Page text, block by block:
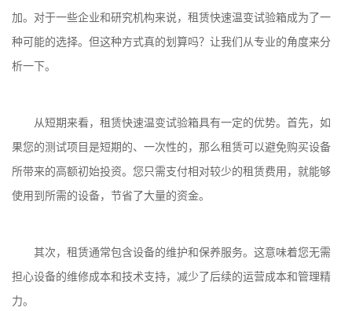
加。对于一些企业和研究机构来说，租赁快速温变试验箱成为了一
种可能的选择。但这种方式真的划算吗？让我们从专业的角度来分
析一下。
从短期来看，租赁快速温变试验箱具有一定的优势。首先，如
果您的测试项目是短期的、一次性的，那么租赁可以避免购买设备
所带来的高额初始投资。您只需支付相对较少的租赁费用，就能够
使用到所需的设备，节省了大量的资金。
其次，租赁通常包含设备的维护和保养服务。这意味着您无需
担心设备的维修成本和技术支持，减少了后续的运营成本和管理精
力。